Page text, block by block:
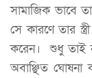
সামাজিক ভাবে
সে কারণে তার
করেন। শুধু তাই নয়
অবাঞ্ছিত ঘোষনা